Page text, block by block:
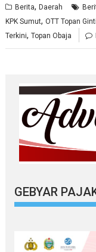
Berita,Daerah
KPK Sumut,OTT Topan
Terkini,Topan Obaja
GEBYAR